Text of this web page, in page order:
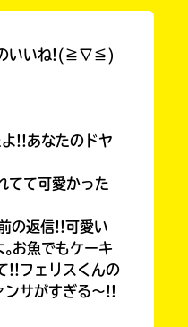
のいいね!(≧∇≦)
!!あなたのドヤ
てて可愛かった
の返信!!可愛い
お魚でもケーキ
!!フェリスくんの
サがすぎる〜!!